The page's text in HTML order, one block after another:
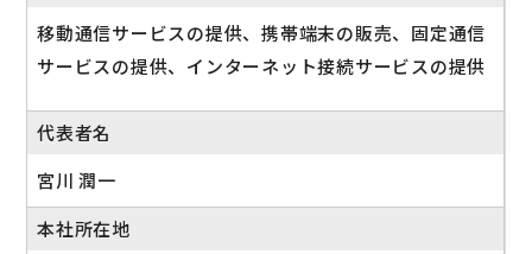
移動通信サービスの提供、携帯端末の販売、固定通信
サービスの提供、インターネット接続サービスの提供
代表者名
宮川 潤一
本社所在地